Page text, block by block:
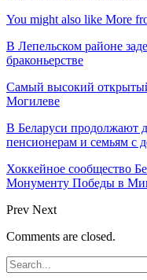
You might also like More
В Лепельском районе
браконьерстве
Самый высокий
Могилеве
В Беларуси продолжают
пенсионерам и семьям с
Хоккейное сообщество
Монументу Победы в
Prev Next
Comments are closed.